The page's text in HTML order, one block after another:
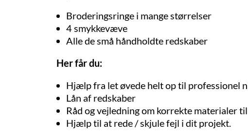
Broderingsringe i mange størrelser
4 smykkevæve
Alle de små håndholdte redskaber
Her får du:
Hjælp fra let øvede helt op til professionel
Lån af redskaber
Råd og vejledning om korrekte materialer
Hjælp til at rede / skjule fejl i dit projekt.